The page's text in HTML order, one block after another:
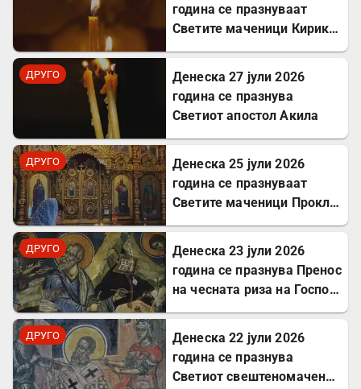
година се празнуваат
Светите маченици Кирик и
ДРУГО
Денеска 27 јули 2026
година се празнува
Светиот апостол Акила
ДРУГО
Денеска 25 јули 2026
година се празнуваат
Светите маченици Прокл и
ДРУГО
Денеска 23 јули 2026
година се празнува Пренос
на чесната риза на Господ
ДРУГО
Денеска 22 јули 2026
година се празнува
Светиот свештеномаченик